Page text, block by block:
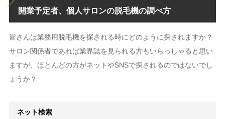
開業予定者、個人サロンの脱毛機の調べ方
皆さんは業務用脱毛機を探される時にどのように探されますか？
サロン関係者であれば業界誌を見られる方もいらっしゃると思い
ますが、ほとんどの方がネットやSNSで探されるのではないでし
ょうか？
ネット検索